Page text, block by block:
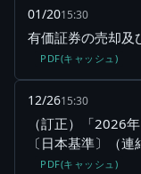
01/2015:30
有価証券の売却及
PDF(キャッシュ)
12/2615:30
（訂正）「2026
〔日本基準〕（
PDF(キャッシュ)